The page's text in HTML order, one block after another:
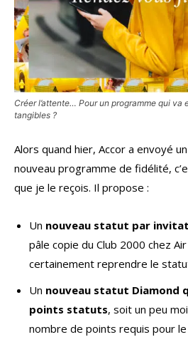
Créer l’attente… Pour un programme qui
tangibles ?
Alors quand hier, Accor a envoyé
nouveau programme de fidélité,
que je le reçois. Il propose :
Un nouveau statut par
pâle copie du Club 2000 chez
certainement reprendre le
Un nouveau statut Diamond
points statuts, soit un peu
nombre de points requis pour